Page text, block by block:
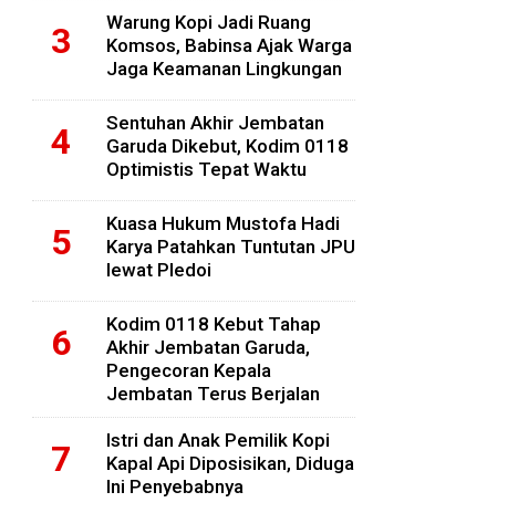
Warung Kopi Jadi Ruang
Komsos, Babinsa Ajak Warga
Jaga Keamanan Lingkungan
Sentuhan Akhir Jembatan
Garuda Dikebut, Kodim 0118
Optimistis Tepat Waktu
Kuasa Hukum Mustofa Hadi
Karya Patahkan Tuntutan JPU
lewat Pledoi
Kodim 0118 Kebut Tahap
Akhir Jembatan Garuda,
Pengecoran Kepala
Jembatan Terus Berjalan
Istri dan Anak Pemilik Kopi
Kapal Api Diposisikan, Diduga
Ini Penyebabnya